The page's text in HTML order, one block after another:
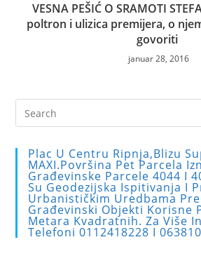
VESNA PEŠIĆ O SRAMOTI
poltron i ulizica premijera, o
govoriti
januar 28, 2016
Plac U Centru Ripnja,blizu
MAXI.Površina Pet Parcela
Građevinske Parcele 4044 I
Su Geodezijska Ispitivanja I
Urbanističkim Uredbama
Građevinski Objekti Korisne
Metara Kvadratnih. Za Više
Telefoni 0112418228 I